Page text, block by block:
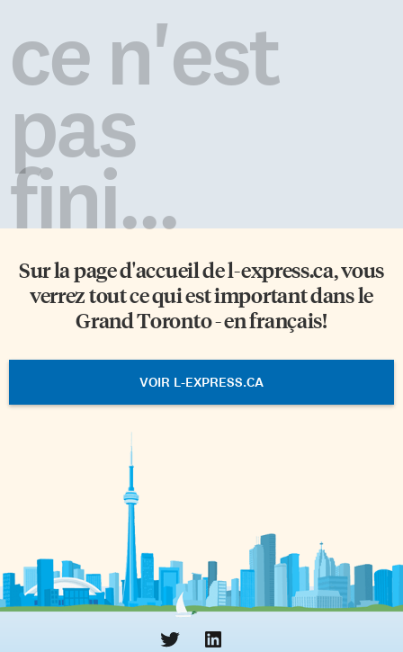
ce n'est
pas
fini...
Sur la page d'accueil del-express.ca, vous
verrez tout ce qui est important dans le
Grand Toronto - en français!
VOIR L-EXPRESS.CA